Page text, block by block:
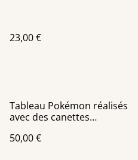
23,00 €
Tableau Pokémon réalisés
avec des canettes
de 40x40 cm
50,00 €